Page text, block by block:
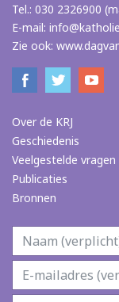
Tel.: 030 2326900
E-mail:
Zie ook:
Over de KRJ
Geschiedenis
Veelgestelde vragen
Publicaties
Bronnen